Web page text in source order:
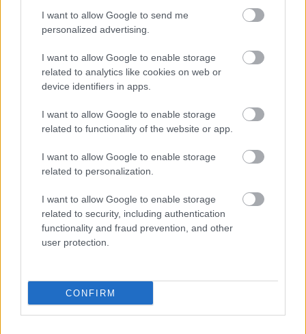
I want to allow Google to send me
personalized advertising.
I want to allow Google to enable storage
related to analytics like cookies on web or
device identifiers in apps.
I want to allow Google to enable storage
related to functionality of the website or app.
I want to allow Google to enable storage
related to personalization.
I want to allow Google to enable storage
related to security, including authentication
functionality and fraud prevention, and other
user protection.
CONFIRM
ANDREAS PEREIRA
FULHAMMEL PEREIRA
VÉTELÁRÁBAN